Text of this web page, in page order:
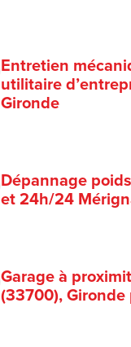
Entretien
utilitaire
Gironde
Dépannage
et 24h/24
Garage à
(33700),